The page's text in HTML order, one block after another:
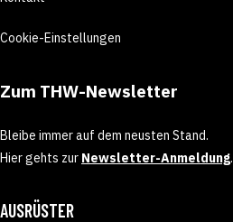
Cookie-Einstellungen
Zum THW-Newsletter
Bleibe immer auf dem neusten Stand.
Hier gehts zur Newsletter-Anmeldung.
AUSRÜSTER